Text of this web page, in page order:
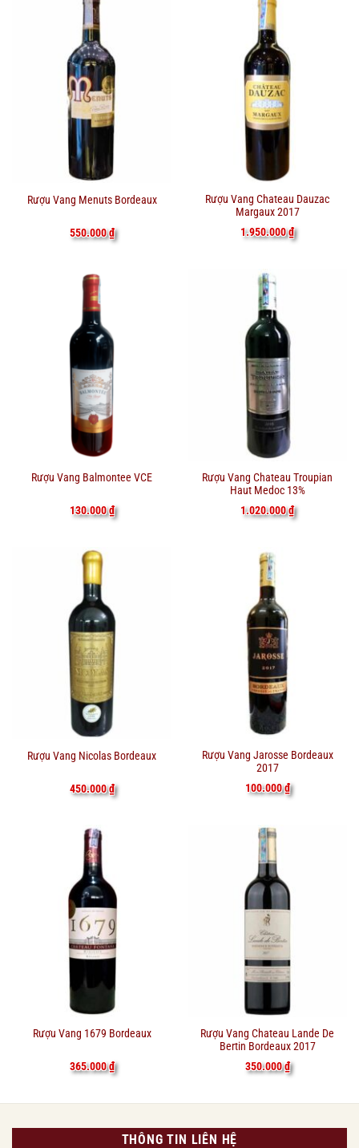
Rượu Vang Menuts Bordeaux
550.000₫
Rượu Vang Chateau Dauzac
Margaux 2017
1.950.000₫
Rượu Vang Balmontee VCE
130.000₫
Rượu Vang Chateau Troupian
Haut Medoc 13%
1.020.000₫
Rượu Vang Nicolas Bordeaux
450.000₫
Rượu Vang Jarosse Bordeaux
2017
100.000₫
Rượu Vang 1679 Bordeaux
365.000₫
Rượu Vang Chateau Lande De
Bertin Bordeaux 2017
350.000₫
THÔNG TIN LIÊN HỆ